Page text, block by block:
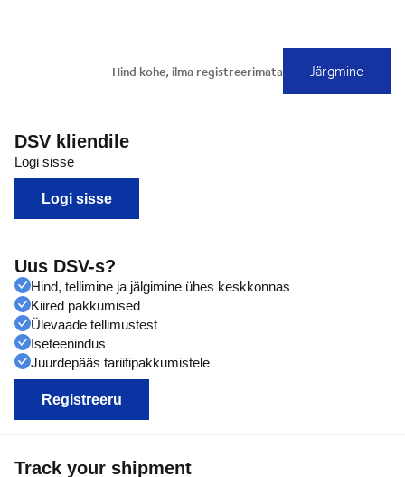
DSV kliendile
Logi sisse
Logi sisse
Uus DSV-s?
Hind, tellimine ja jälgimine ühes keskkonnas
Kiired pakkumised
Ülevaade tellimustest
Iseteenindus
Juurdepääs tariifipakkumistele
Registreeru
Track your shipment